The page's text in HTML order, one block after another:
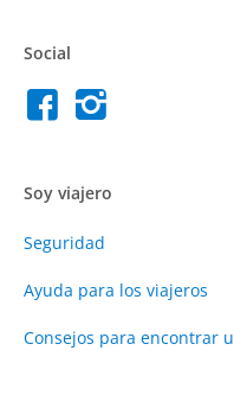
Social
Soy viajero
Seguridad
Ayuda para los viajeros
Consejos para encontrar